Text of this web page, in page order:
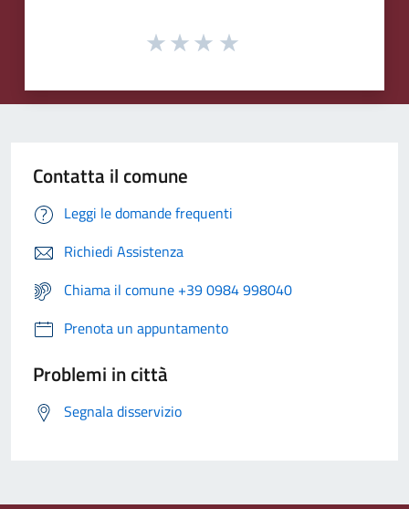
Contatta il comune
Leggi le domande frequenti
Richiedi Assistenza
Chiama il comune +39 0984 998040
Prenota un appuntamento
Problemi in città
Segnala disservizio